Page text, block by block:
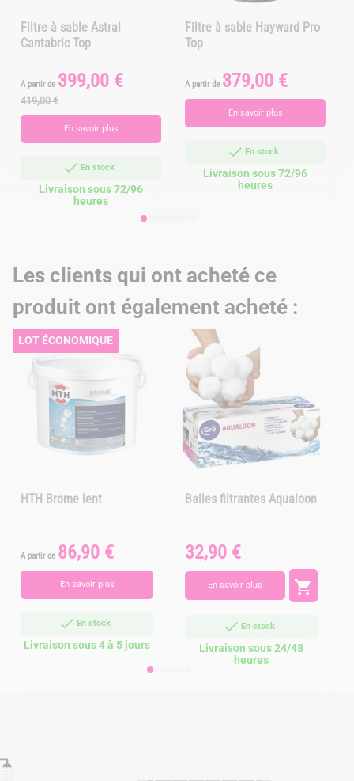
Filtre à sable Astral
Cantabric Top
A partir de Prix
399,00 €Prix
419,00 €
En savoir plus
En stock
Livraison sous 72/96
heures
Filtre à sable Hayward Pro
Top
A partir de Prix
379,00 €
En savoir plus
En stock
Livraison sous 72/96
heures
Les clients qui ont acheté ce
produit ont également acheté :
LOT ÉCONOMIQUE
HTH Brome lent
A partir de Prix
86,90 €
En savoir plus
En stock
Livraison sous 4 à 5 jours
Balles filtrantes Aqualoon
Prix
32,90 €
En savoir plus 
En stock
Livraison sous 24/48
heures